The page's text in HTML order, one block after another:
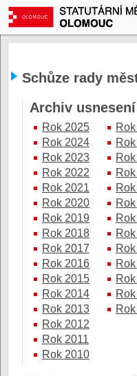
Schůze rady
Archiv usnesení
Rok 2025
Rok 2024
Rok 2023
Rok 2022
Rok 2021
Rok 2020
Rok 2019
Rok 2018
Rok 2017
Rok 2016
Rok 2015
Rok 2014
Rok 2013
Rok 2012
Rok 2011
Rok 2010